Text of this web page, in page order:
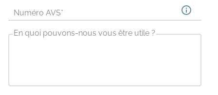
Numéro AVS*
En quoi pouvons-nous vous être utile ?